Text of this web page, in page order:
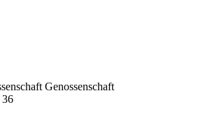
Genossenschaft
36